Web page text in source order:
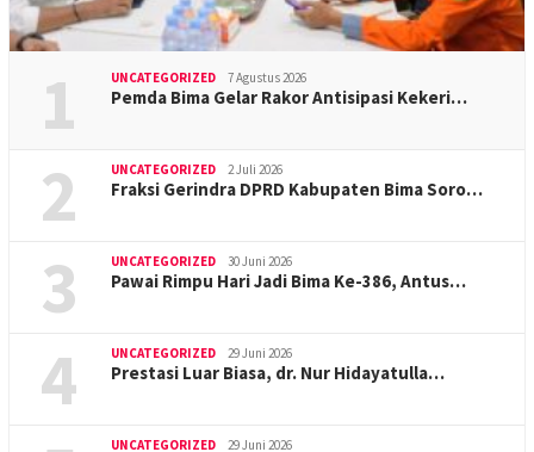
1 UNCATEGORIZED 7 Agustus 2026
Pemda Bima Gelar Rakor Antisipasi Kekeri…
2 UNCATEGORIZED 2 Juli 2026
Fraksi Gerindra DPRD Kabupaten Bima Soro…
3 UNCATEGORIZED 30 Juni 2026
Pawai Rimpu Hari Jadi Bima Ke-386, Antus…
4 UNCATEGORIZED 29 Juni 2026
Prestasi Luar Biasa, dr. Nur Hidayatulla…
UNCATEGORIZED 29 Juni 2026